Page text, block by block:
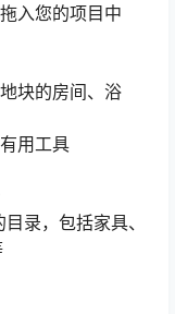
入您的项目中
块的房间、浴
用工具
录，包括家具、